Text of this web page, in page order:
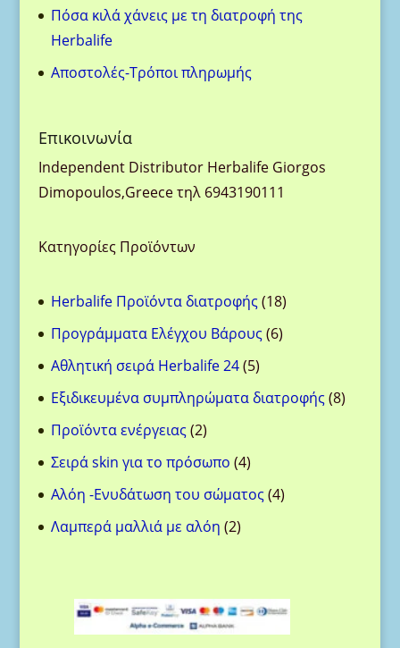
Πόσα κιλά χάνεις με τη διατροφή της
Herbalife
Aποστολές-Τρόποι πληρωμής
Eπικοινωνία
Ιndependent Distributor Herbalife Giorgos
Dimopoulos,Greece τηλ 6943190111
Κατηγορίες Προϊόντων
Herbalife Προϊόντα διατροφής 1818
προϊόντα
Προγράμματα Ελέγχου Βάρους 66
Αθλητική σειρά Herbalife 24 55
προϊόντα
Eξιδικευμένα συμπληρώματα διατροφής 88
Προϊόντα ενέργειας 22
προϊόντα
Σειρά skin για το πρόσωπο 44
προϊόντα
Aλόη -Ενυδάτωση του σώματος 44
Λαμπερά μαλλιά με αλόη 22